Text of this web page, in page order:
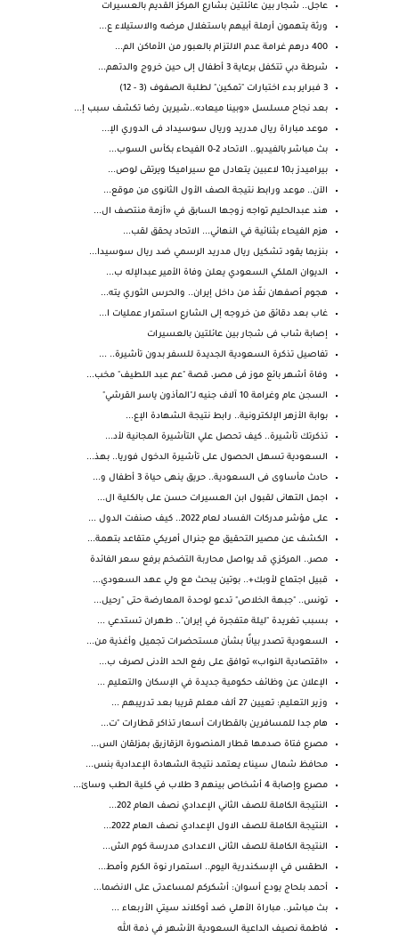
عاجل.. شجار بين عائلتين بشارع المركز القديم بالعسيرات
ورثة يتهمون أرملة أبيهم باستغلال مرضه والاستيلاء ع...
400 درهم غرامة عدم الالتزام بالعبور من الأماكن الم...
شرطة دبي تتكفل برعاية 3 أطفال إلى حين خروج والدتهم...
3 فبراير بدء اختبارات "تمكين" لطلبة الصفوف (3 - 12)
بعد نجاح مسلسل «وبينا ميعاد»..شيرين رضا تكشف سبب إ...
موعد مباراة ريال مدريد وريال سوسيداد فى الدوري الإ...
بث مباشر بالفيديو.. الاتحاد 2-0 الفيحاء بكأس السوب...
بيراميدز بـ10 لاعبين يتعادل مع سيراميكا ويرتقى لوص...
الآن.. موعد ورابط نتيجة الصف الأول الثانوى من موقع...
هند عبدالحليم تواجه زوجها السابق في «أزمة منتصف ال...
هزم الفيحاء بثنائية في النهائي... الاتحاد يحقق لقب...
بنزيما يقود تشكيل ريال مدريد الرسمي ضد ريال سوسيدا...
الديوان الملكي السعودي يعلن وفاة الأمير عبدالإله ب...
هجوم أصفهان نفّذ من داخل إيران.. والحرس الثوري يته...
غاب بعد دقائق من خروجه إلى الشارع استمرار عمليات ا...
إصابة شاب فى شجار بين عائلتين بالعسيرات
تفاصيل تذكرة السعودية الجديدة للسفر بدون تأشيرة.. ...
وفاة أشهر بائع موز فى مصر، قصة "عم عبد اللطيف" مخب...
السجن عام وغرامة 10 آلاف جنيه لـ"المأذون ياسر القرشي"
بوابة الأزهر الإلكترونية.. رابط نتيجة الشهادة الإع...
تذكرتك تأشيرة.. كيف تحصل علي التأشيرة المجانية لأد...
السعودية تسهل الحصول على تأشيرة الدخول فوريا.. بهذ...
حادث مأساوى فى السعودية.. حريق ينهى حياة 3 أطفال و...
اجمل التهانى لقبول ابن العسيرات حسن على بالكلية ال...
على مؤشر مدركات الفساد لعام 2022.. كيف صنفت الدول ...
الكشف عن مصير التحقيق مع جنرال أمريكي متقاعد بتهمة...
مصر.. المركزي قد يواصل محاربة التضخم برفع سعر الفائدة
قبيل اجتماع لأوبك+.. بوتين يبحث مع ولي عهد السعودي...
تونس.. "جبهة الخلاص" تدعو لوحدة المعارضة حتى "رحيل...
بسبب تغريدة "ليلة متفجرة في إيران".. طهران تستدعي ...
السعودية تصدر بيانًا بشأن مستحضرات تجميل وأغذية من...
«اقتصادية النواب» توافق على رفع الحد الأدنى لصرف ب...
الإعلان عن وظائف حكومية جديدة في الإسكان والتعليم ...
وزير التعليم: تعيين 27 ألف معلم قريبا بعد تدريبهم ...
هام جدا للمسافرين بالقطارات أسعار تذاكر قطارات "ت...
مصرع فتاة صدمها قطار المنصورة الزقازيق بمزلقان الس...
محافظ شمال سيناء يعتمد نتيجة الشهادة الإعدادية بنس...
مصرع وإصابة 4 أشخاص بينهم 3 طلاب في كلية الطب وسائ...
النتيجة الكاملة للصف الثاني الإعدادي نصف العام 202...
النتيجة الكاملة للصف الاول الإعدادي نصف العام 2022...
النتيجة الكاملة للصف الثانى الاعدادى مدرسة كوم الش...
الطقس في الإسكندرية اليوم.. استمرار نوة الكرم وأمط...
أحمد بلحاج يودع أسوان: أشكركم لمساعدتى على الانضما...
بث مباشر.. مباراة الأهلي ضد أوكلاند سيتي الأربعاء ...
فاطمة نصيف الداعية السعودية الأشهر في ذمة الله